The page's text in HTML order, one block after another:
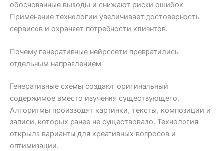
обоснованные выводы и снижают риски ошибок.
Применение технологии увеличивает достоверность
сервисов и охраняет потребности клиентов.
Почему генеративные нейросети превратились
отдельным направлением
Генеративные схемы создают оригинальный
содержимое вместо изучения существующего.
Алгоритмы производят картинки, тексты, композиции и
записи, которых ранее не существовало. Технология
открыла варианты для креативных вопросов и
оптимизации.